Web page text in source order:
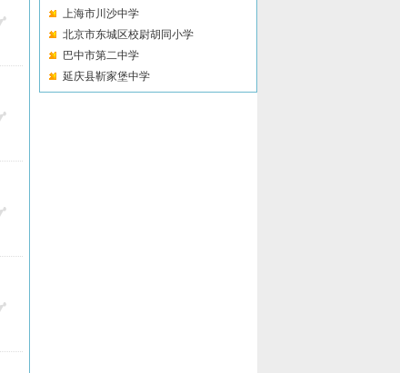
上海市川沙中学
北京市东城区校尉胡同小学
巴中市第二中学
延庆县靳家堡中学